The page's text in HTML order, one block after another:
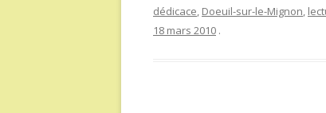
dédicace, Doeuil-sur-le-Mignon,
18 mars 2010 .